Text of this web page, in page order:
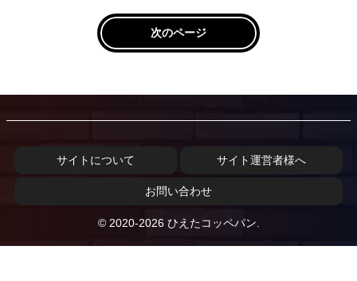
次のページ
サイトについて サイト運営者様へ
お問い合わせ
© 2020-2026 ひえたコッペパン.